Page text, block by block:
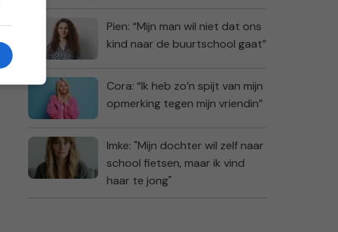
Pien: “Mijn man wil niet dat ons
kind naar de buurtschool gaat”
Cora: “Ik heb zo’n spijt van mijn
opmerking tegen mijn vriendin”
Imke: "Mijn dochter wil zelf naar
school fietsen, maar ik vind
haar te jong"